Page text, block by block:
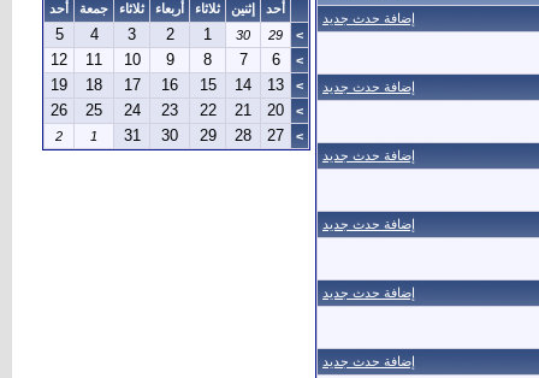
إضافة حدث جديد
إضافة حدث جديد
إضافة حدث جديد
إضافة حدث جديد
إضافة حدث جديد
إضافة حدث جديد
أحد إثنين ثلاثاء أربعاء ثلاثاء جمعة
أحد
>
29
30
1
2
3
4
5
>
6
7
8
9
10
11
12
>
13
14
15
16
17
18
19
>
20
21
22
23
24
25
26
>
27
28
29
30
31
1
2